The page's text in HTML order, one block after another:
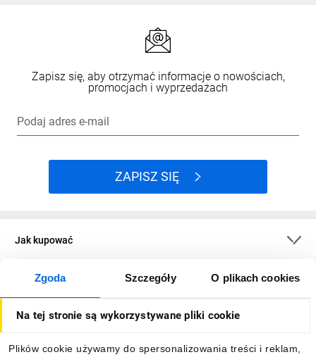
Zgoda Szczegóły O plikach cookies
Na tej stronie są wykorzystywane pliki cookie
Plików cookie używamy do spersonalizowania treści i reklam,
Zapisz się, aby otrzymać informacje o nowościach,
promocjach i wyprzedażach
Podaj adres e-mail
ZAPISZ SIĘ
Jak kupować
O firmie